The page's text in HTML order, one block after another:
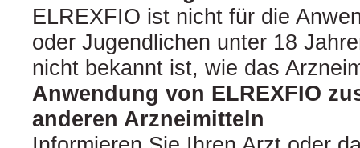
ELREXFIO ist nicht für die
oder Jugendlichen unter 18
nicht bekannt ist, wie das
Anwendung von ELREXFIO
anderen Arzneimitteln